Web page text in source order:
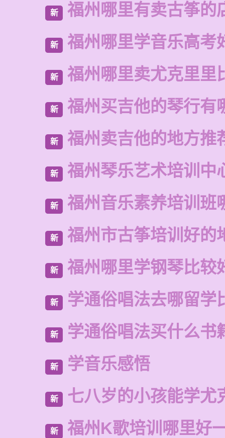
新 福州哪里有卖古筝的
新 福州哪里学音乐高考
新 福州哪里卖尤克里里
新 福州买吉他的琴行有
新 福州卖吉他的地方推
新 福州琴乐艺术培训中
新 福州音乐素养培训班
新 福州市古筝培训好的
新 福州哪里学钢琴比较
新 学通俗唱法去哪留学
新 学通俗唱法买什么书
新 学音乐感悟
新 七八岁的小孩能学尤
新 福州K歌培训哪里好